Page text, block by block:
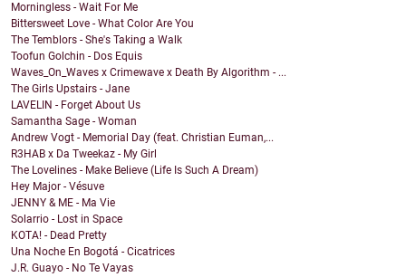
Morningless - Wait For Me
Bittersweet Love - What Color Are You
The Temblors - She's Taking a Walk
Toofun Golchin - Dos Equis
Waves_On_Waves x Crimewave x Death By Algorithm - ...
The Girls Upstairs - Jane
LAVELIN - Forget About Us
Samantha Sage - Woman
Andrew Vogt - Memorial Day (feat. Christian Euman,...
R3HAB x Da Tweekaz - My Girl
The Lovelines - Make Believe (Life Is Such A Dream)
Hey Major - Vésuve
JENNY & ME - Ma Vie
Solarrio - Lost in Space
KOTA! - Dead Pretty
Una Noche En Bogotá - Cicatrices
J.R. Guayo - No Te Vayas